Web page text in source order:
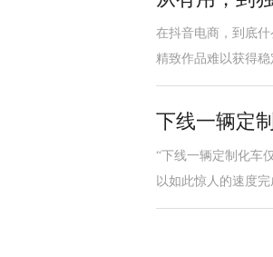
在抖音电商，到底
精致作品难以获得
下线一辆定
“下线一辆定制化车
以如此惊人的速度